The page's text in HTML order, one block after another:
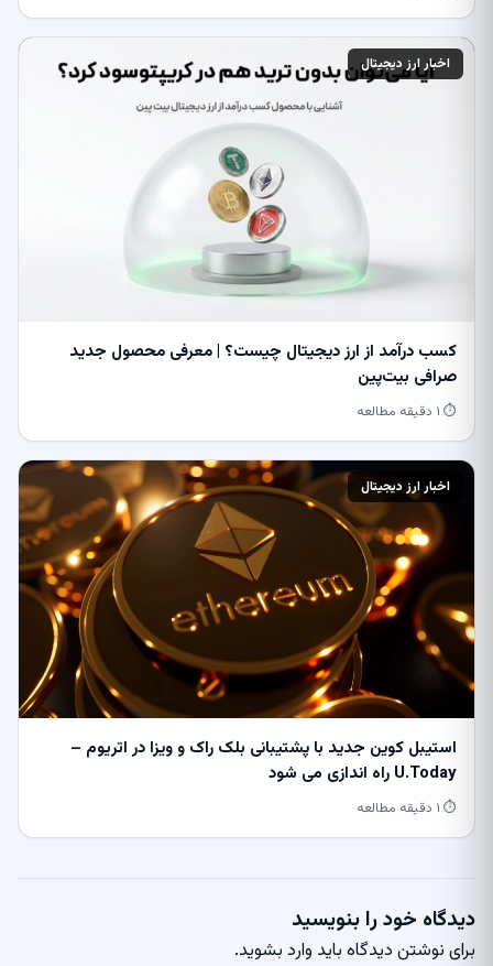
اخبار ارز دیجیتال
کسب درآمد از ارز دیجیتال چیست؟ | معرفی محصول جدید
صرافی بیت‌پین
⏱ ۱ دقیقه مطالعه
اخبار ارز دیجیتال
استیبل کوین جدید با پشتیبانی بلک راک و ویزا در اتریوم –
U.Today راه اندازی می شود
⏱ ۱ دقیقه مطالعه
دیدگاه خود را بنویسید
برای نوشتن دیدگاه باید وارد بشوید.